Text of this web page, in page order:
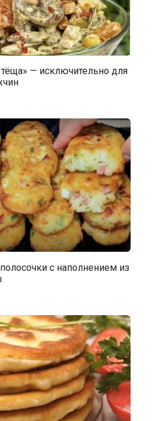
— исключительно для
с наполнением из